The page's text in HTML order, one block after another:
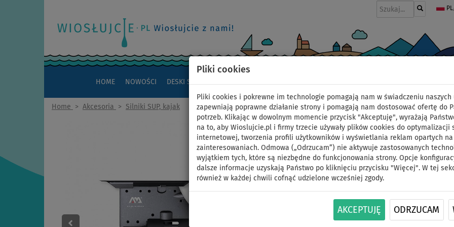
Pliki cookies
Pliki cookies i pokrewne im technologie pomagają nam w świadczeniu naszych
zapewniają poprawne działanie strony i pomagają nam dostosować ofertę do
potrzeb. Klikając w dowolnym momencie przycisk "Akceptuję", wyrażają
na to, aby Wioslujcie.pl i firmy trzecie używały plików cookies do optymalizacji
internetowej, tworzenia profili użytkowników i wyświetlania reklam opartych na
zainteresowaniach. Odmowa („Odrzucam”) nie aktywuje zastosowanych
wyjątkiem tych, które są niezbędne do funkcjonowania strony. Opcje
dalsze informacje uzyskają Państwo po kliknięciu przycisku "Więcej". W tej
również w każdej chwili cofnąć udzielone wcześniej zgody.
AKCEPTUJĘ ODRZUCAM
HOME NOWOŚCI DESKI SUP
Home > Akcesoria > Silniki SUP, kajak
Silnik elektryczny
Power fin - silnik
kajaków
NASZ
ID: 12351388272